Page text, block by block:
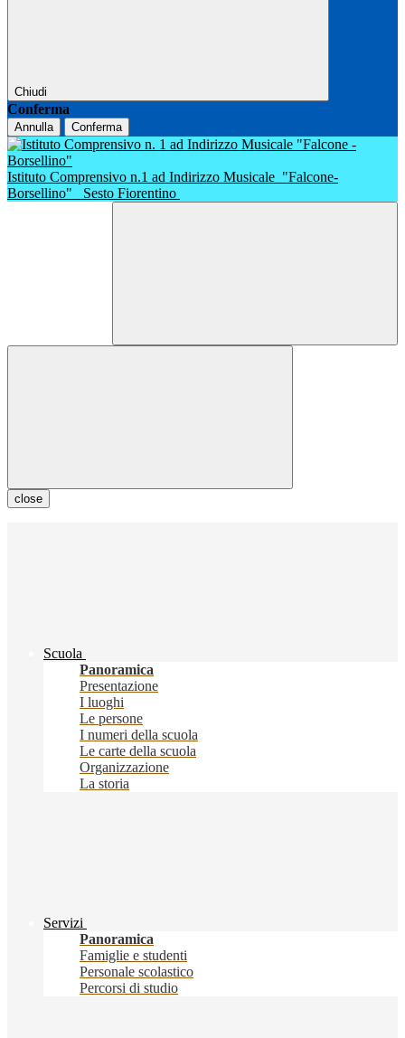
Chiudi
Conferma
Annulla Conferma
Istituto Comprensivo n.1 ad Indirizzo Musicale "Falcone-
Borsellino"
Sesto Fiorentino
close
Scuola
Panoramica
Presentazione
I luoghi
Le persone
I numeri della scuola
Le carte della scuola
Organizzazione
La storia
Servizi
Panoramica
Famiglie e studenti
Personale scolastico
Percorsi di studio